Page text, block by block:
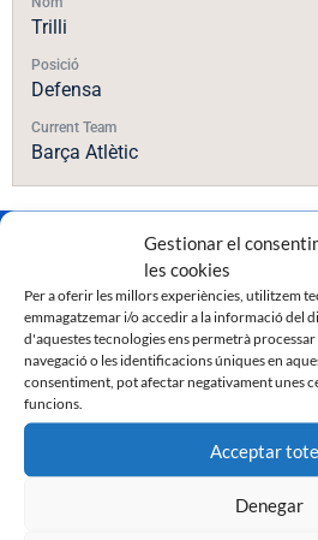
Gestionar el
les cookies
Per a oferir les millors experiències, utilitzem
emmagatzemar i/o accedir a la informació del
d'aquestes tecnologies ens permetrà
navegació o les identificacions úniques en
consentiment, pot afectar negativament unes
funcions.
Acceptar
Denegar
Trilli
Posició
Defensa
Current Team
Barça Atlètic